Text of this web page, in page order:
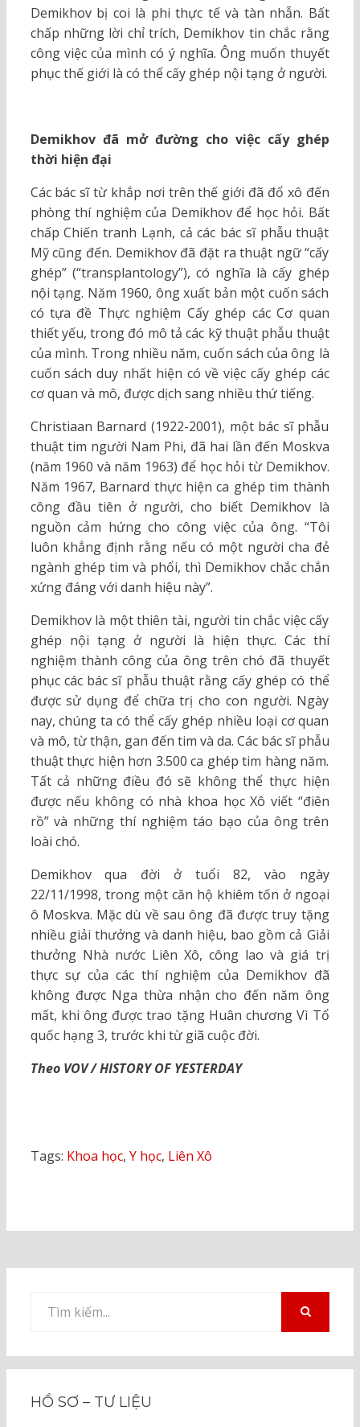
Demikhov bị coi là phi thực tế và tàn nhẫn. Bất
chấp những lời chỉ trích, Demikhov tin chắc rằng
công việc của mình có ý nghĩa. Ông muốn thuyết
phục thế giới là có thể cấy ghép nội tạng ở người.
Demikhov đã mở đường cho việc cấy ghép
thời hiện đại
Các bác sĩ từ khắp nơi trên thế giới đã đổ xô đến
phòng thí nghiệm của Demikhov để học hỏi. Bất
chấp Chiến tranh Lạnh, cả các bác sĩ phẫu thuật
Mỹ cũng đến. Demikhov đã đặt ra thuật ngữ “cấy
ghép” (“transplantology”), có nghĩa là cấy ghép
nội tạng. Năm 1960, ông xuất bản một cuốn sách
có tựa đề Thực nghiệm Cấy ghép các Cơ quan
thiết yếu, trong đó mô tả các kỹ thuật phẫu thuật
của mình. Trong nhiều năm, cuốn sách của ông là
cuốn sách duy nhất hiện có về việc cấy ghép các
cơ quan và mô, được dịch sang nhiều thứ tiếng.
Christiaan Barnard (1922-2001), một bác sĩ phẫu
thuật tim người Nam Phi, đã hai lần đến Moskva
(năm 1960 và năm 1963) để học hỏi từ Demikhov.
Năm 1967, Barnard thực hiện ca ghép tim thành
công đầu tiên ở người, cho biết Demikhov là
nguồn cảm hứng cho công việc của ông. “Tôi
luôn khẳng định rằng nếu có một người cha đẻ
ngành ghép tim và phổi, thì Demikhov chắc chắn
xứng đáng với danh hiệu này”.
Demikhov là một thiên tài, người tin chắc việc cấy
ghép nội tạng ở người là hiện thực. Các thí
nghiệm thành công của ông trên chó đã thuyết
phục các bác sĩ phẫu thuật rằng cấy ghép có thể
được sử dụng để chữa trị cho con người. Ngày
nay, chúng ta có thể cấy ghép nhiều loại cơ quan
và mô, từ thận, gan đến tim và da. Các bác sĩ phẫu
thuật thực hiện hơn 3.500 ca ghép tim hàng năm.
Tất cả những điều đó sẽ không thể thực hiện
được nếu không có nhà khoa học Xô viết “điên
rồ” và những thí nghiệm táo bạo của ông trên
loài chó.
Demikhov qua đời ở tuổi 82, vào ngày
22/11/1998, trong một căn hộ khiêm tốn ở ngoại
ô Moskva. Mặc dù về sau ông đã được truy tặng
nhiều giải thưởng và danh hiệu, bao gồm cả Giải
thưởng Nhà nước Liên Xô, công lao và giá trị
thực sự của các thí nghiệm của Demikhov đã
không được Nga thừa nhận cho đến năm ông
mất, khi ông được trao tặng Huân chương Vì Tổ
quốc hạng 3, trước khi từ giã cuộc đời.
Theo VOV / HISTORY OF YESTERDAY
Tags: Khoa học, Y học, Liên Xô
kiếm
HỒ SƠ – TƯ LIỆU